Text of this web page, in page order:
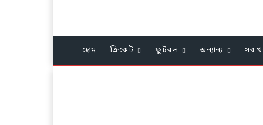
হোম ক্রিকেট ফুটবল অন্যান্য সব